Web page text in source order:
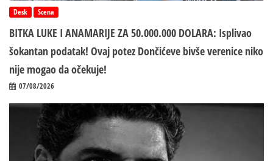
Desk Scena
BITKA LUKE I ANAMARIJE ZA 50.000.000 DOLARA: Isplivao
šokantan podatak! Ovaj potez Dončićeve bivše verenice niko
nije mogao da očekuje!
07/08/2026